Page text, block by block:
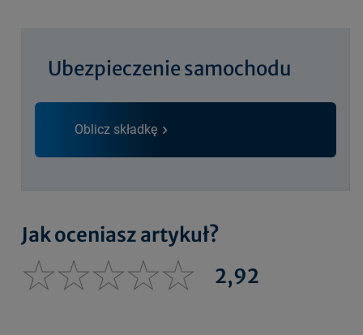
Ubezpieczenie samochodu
Oblicz składkę
Jak oceniasz artykuł?
2,92